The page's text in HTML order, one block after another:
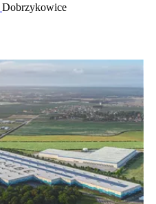
Dobrzykowice